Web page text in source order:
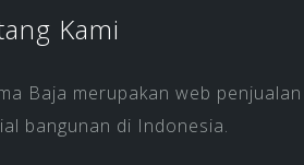
Kami
Baja merupakan web penjualan
bangunan di Indonesia.